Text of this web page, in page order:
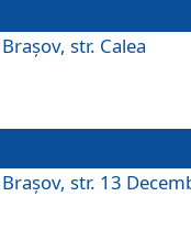
str. Calea
str. 13